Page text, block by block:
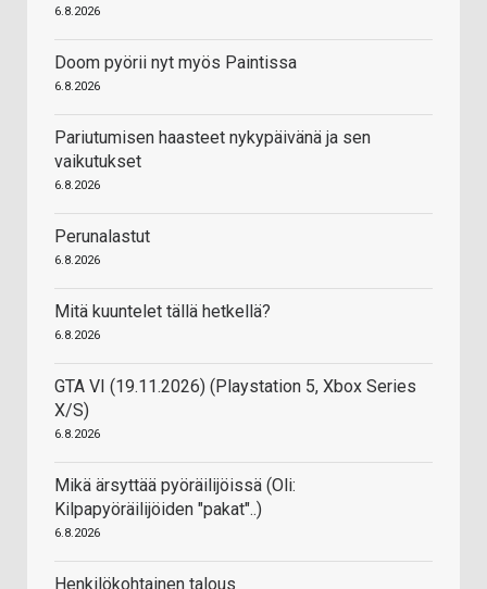
6.8.2026
Doom pyörii nyt myös Paintissa
6.8.2026
Pariutumisen haasteet nykypäivänä ja sen
vaikutukset
6.8.2026
Perunalastut
6.8.2026
Mitä kuuntelet tällä hetkellä?
6.8.2026
GTA VI (19.11.2026) (Playstation 5, Xbox Series
X/S)
6.8.2026
Mikä ärsyttää pyöräilijöissä (Oli:
Kilpapyöräilijöiden "pakat"..)
6.8.2026
Henkilökohtainen talous